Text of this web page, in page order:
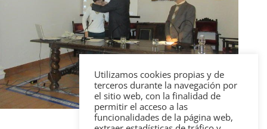
Utilizamos cookies propias y de
terceros durante la navegación por
el sitio web, con la finalidad de
permitir el acceso a las
funcionalidades de la página web,